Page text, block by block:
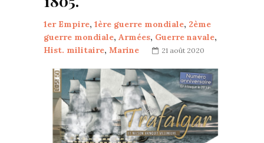
1er Empire, 1ère guerre mondiale, 2ème
guerre mondiale, Armées, Guerre navale,
Hist. militaire, Marine 21 août 2020